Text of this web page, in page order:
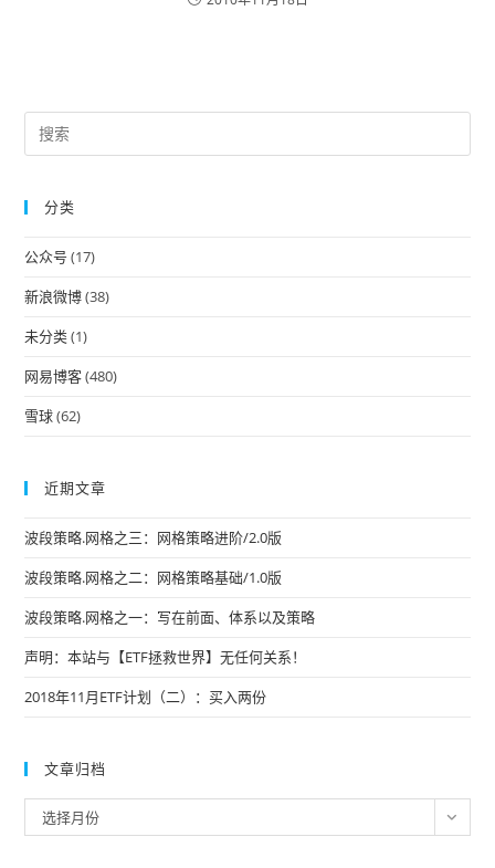
分类
公众号 (17)
新浪微博(38)
未分类(1)
网易博客(480)
雪球(62)
近期文章
波段策略.网格之三：网格策略进阶/2.0版
波段策略.网格之二：网格策略基础/1.0版
波段策略.网格之一：写在前面、体系以及策略
声明：本站与【ETF拯救世界】无任何关系！
2018年11月ETF计划（二）：买入两份
文章归档
章
选择月份